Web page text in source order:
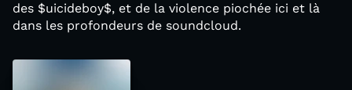
des $uicideboy$, et de la violence piochée ici et là
dans les profondeurs de soundcloud.